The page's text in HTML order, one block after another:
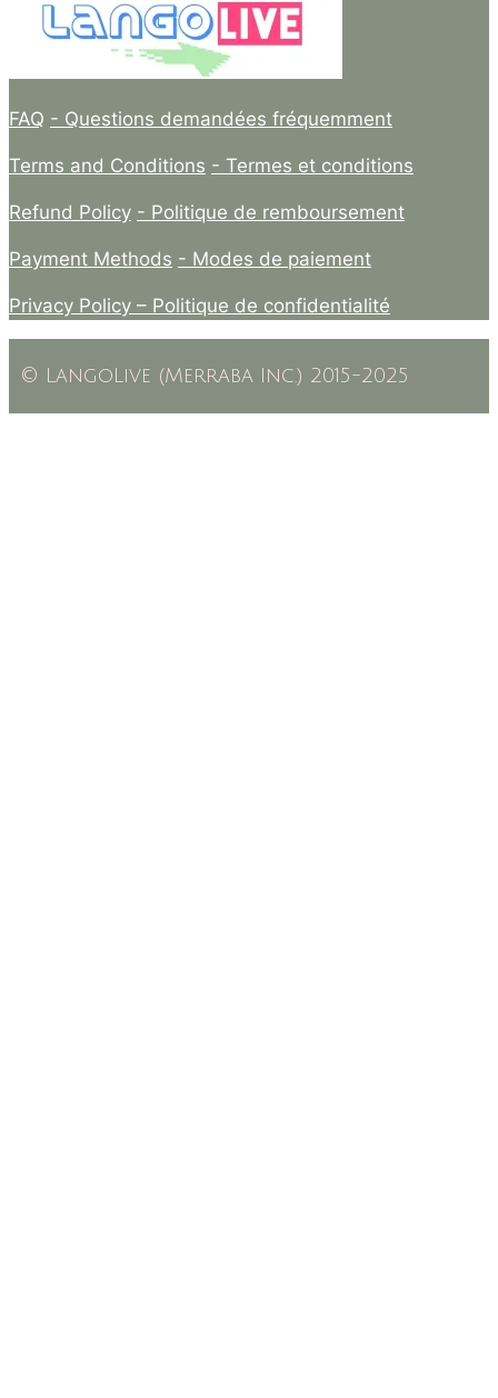
FAQ - Questions demandées fréquemment
Terms and Conditions - Termes et conditions
Refund Policy - Politique de remboursement
Payment Methods - Modes de paiement
Privacy Policy – Politique de confidentialité
© LangoLive (Merraba Inc.) 2015-2025